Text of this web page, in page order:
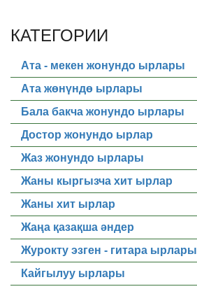
КАТЕГОРИИ
Ата - мекен жонундо ырлары
Ата жөнүндө ырлары
Бала бакча жонундо ырлары
Достор жонундо ырлар
Жаз жонундо ырлары
Жаны кыргызча хит ырлар
Жаны хит ырлар
Жаңа қазақша әндер
Журокту эзген - гитара ырлары
Кайгылуу ырлары